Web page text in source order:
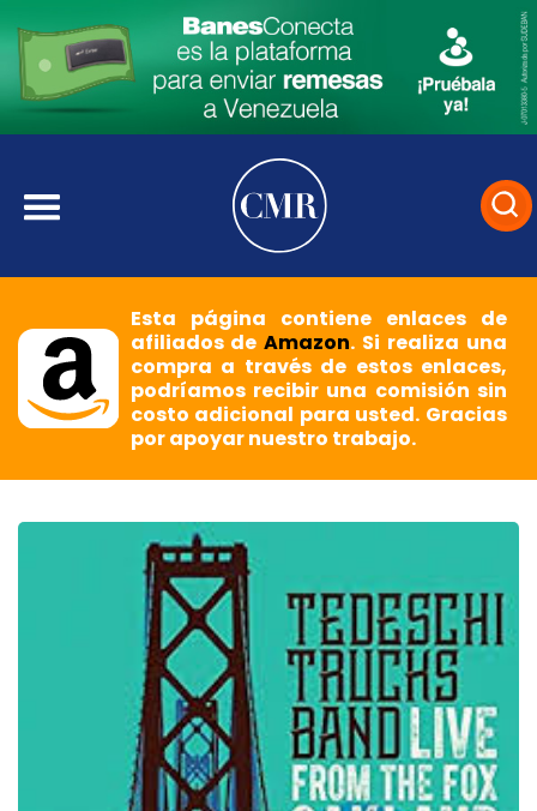
Esta página contiene enlaces de
afiliados deAmazon. Si realiza una
compra a través de estos enlaces,
podríamos recibir una comisión sin
costo adicional para usted. Gracias
por apoyar nuestro trabajo.